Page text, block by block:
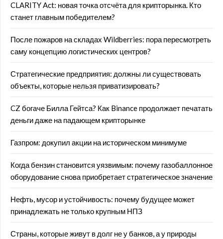
CLARITY Act: новая точка отсчёта для крипторынка. Кто
станет главным победителем?
После пожаров на складах Wildberries: пора пересмотреть
саму концепцию логистических центров?
Стратегические предприятия: должны ли существовать
объекты, которые нельзя приватизировать?
CZ богаче Билла Гейтса? Как Binance продолжает печатать
деньги даже на падающем крипторынке
Газпром: докупил акции на историческом минимуме
Когда бензин становится уязвимым: почему газобаллонное
оборудование снова приобретает стратегическое значение
Нефть, мусор и устойчивость: почему будущее может
принадлежать не только крупным НПЗ
Страны, которые живут в долг не у банков, а у природы